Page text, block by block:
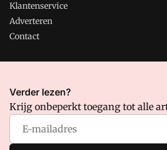
Klantenservice
Adverteren
Contact
CMweb is onderdeel van VMN media.
waar VMN media voor staat. Op gebruik
volgende regelingen van toepassing:
Privacy en Cookie beleid
Verder lezen?
Krijg onbeperkt toegang tot alle